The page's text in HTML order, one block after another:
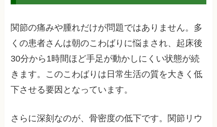
関節の痛みや腫れだけが問題ではありません。多
くの患者さんは朝のこわばりに悩まされ、起床後
30分から1時間ほど手足が動かしにくい状態が続
きます。このこわばりは日常生活の質を大きく低
下させる要因となっています。
さらに深刻なのが、骨密度の低下です。関節リウ